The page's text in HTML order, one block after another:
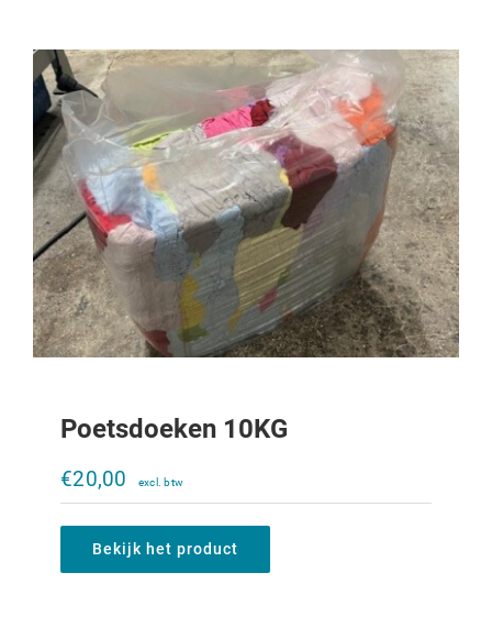
Poetsdoeken 10KG
€20,00
Bekijk het product
Gemodificeerde Hydrauliek motor
€200,00